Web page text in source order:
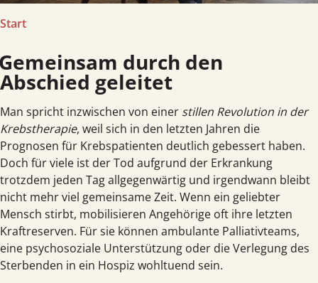
Start
durch den
Abschied geleitet
Man spricht inzwischen von einer stillen Revolution in der
Krebst­herapie, weil sich in den letzten Jahren die
Prognosen für Krebs­patienten deutlich gebessert haben.
Doch für viele ist der Tod aufgrund der Erkrankung
trotzdem jeden Tag allgegen­wärtig und irgend­wann bleibt
nicht mehr viel gemein­same Zeit. Wenn ein geliebter
Mensch stirbt, mobilisieren Angehörige oft ihre letzten
Kraft­reserven. Für sie können ambulante Palliativ­teams,
eine psycho­soziale Unter­stützung oder die Verlegung des
Sterbenden in ein Hospiz wohltuend sein.